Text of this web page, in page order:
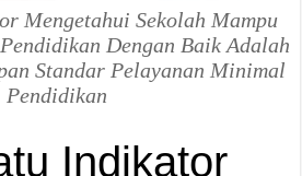
Mengetahui Sekolah Mampu
Dengan Baik Adalah
Standar Pelayanan Minimal
Pendidikan
Indikator